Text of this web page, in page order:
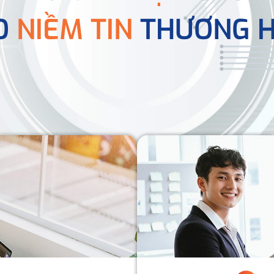
NIỀM TIN THƯƠNG